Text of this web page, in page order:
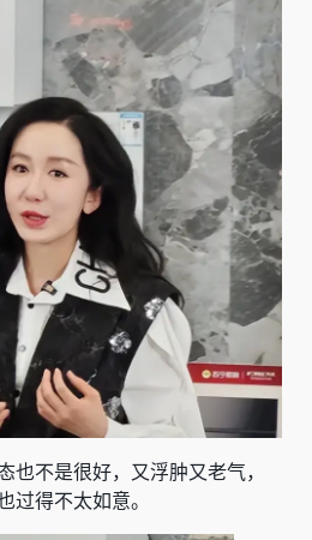
也不是很好，又浮肿又老气，
过得不太如意。